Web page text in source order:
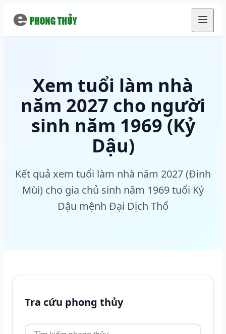
Xem tuổi làm nhà
năm 2027 cho người
sinh năm 1969 (Kỷ
Dậu)
Kết quả xem tuổi làm nhà năm 2027 (Đinh
Mùi) cho gia chủ sinh năm 1969 tuổi Kỷ
Dậu mệnh Đại Dịch Thổ
Tra cứu phong thủy